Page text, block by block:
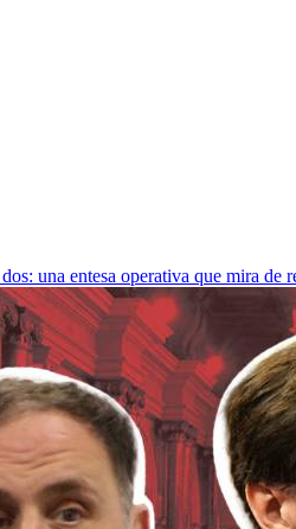
una entesa operativa que mira de